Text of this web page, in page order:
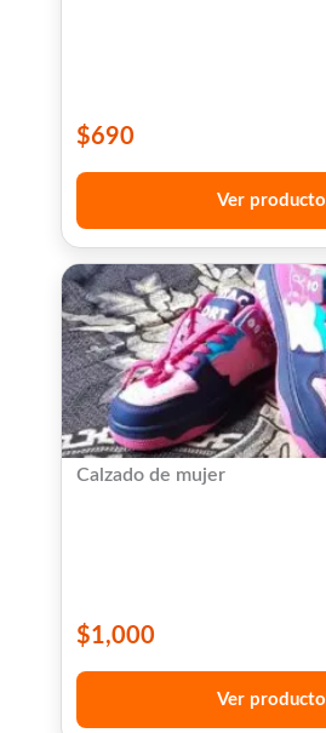
$690
Ver producto
Calzado de mujer
$1,000
Ver producto